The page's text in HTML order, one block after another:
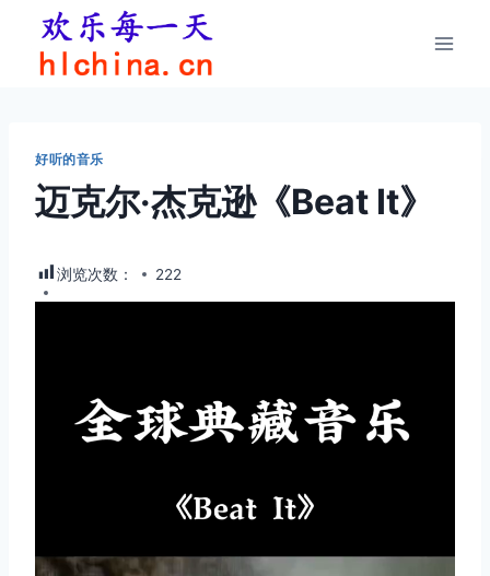
好听的音乐
迈克尔·杰克逊《Beat It》
浏览次数： 222